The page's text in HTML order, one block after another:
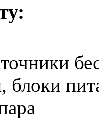
блоки